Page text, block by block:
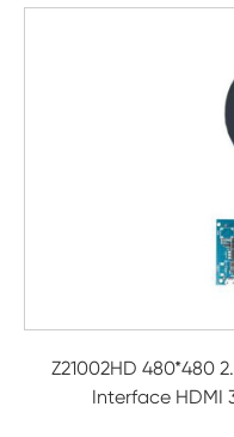
Z21002HD 480*480
Interface HDMI